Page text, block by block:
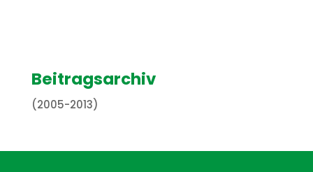
Beitragsarchiv
(2005-2013)